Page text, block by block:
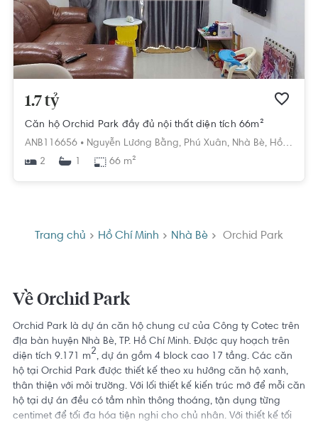
1.7 tỷ
Căn hộ Orchid Park đầy đủ nội thất diện tích 66m²
ANB116656 • Nguyễn Lương Bằng, Phú Xuân, Nhà Bè, Hồ Chí Minh
2
1 66 m²
Trang chủ Hồ Chí Minh Nhà Bè Orchid Park
Về Orchid Park
Orchid Park là dự án căn hộ chung cư của Công ty Cotec trên
địa bàn huyện Nhà Bè, TP. Hồ Chí Minh. Được quy hoạch trên
diện tích 9.171 m2, dự án gồm 4 block cao 17 tầng. Các căn
hộ tại Orchid Park được thiết kế theo xu hướng căn hộ xanh,
thân thiện với môi trường. Với lối thiết kế kiến trúc mở để mỗi căn
hộ tại dự án đều có tầm nhìn thông thoáng, tận dụng từng
centimet để tối đa hóa tiện nghi cho chủ nhân. Với thiết kế tối